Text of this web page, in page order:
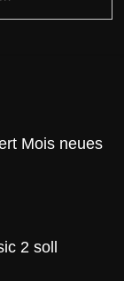
Mois neues
2 soll